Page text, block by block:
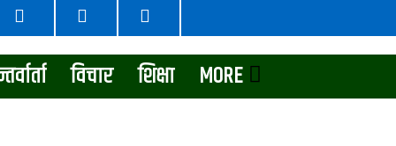
विचार शिक्षा MORE